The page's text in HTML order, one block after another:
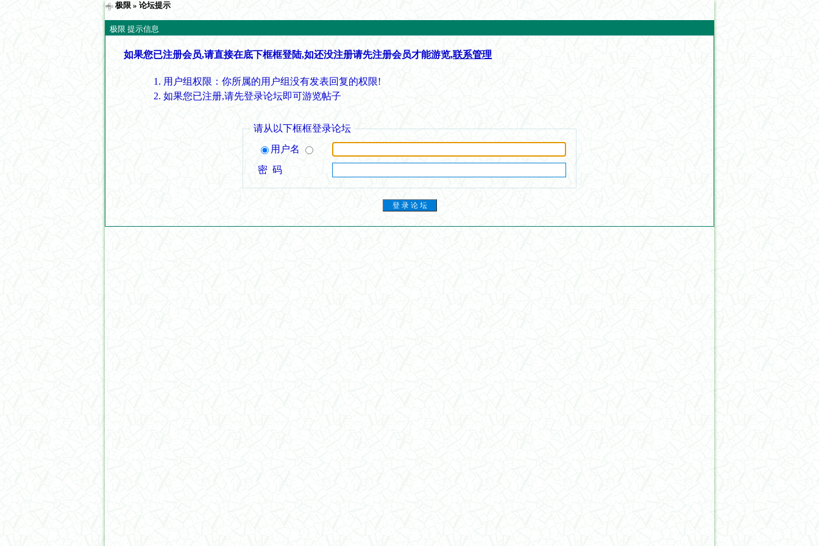
极限 » 论坛提示
极限 提示信息
如果您已注册会员,请直接在底下框框登陆,如还没注册请先注册会员才能游览,联系管理
用户组权限：你所属的用户组没有发表回复的权限!
如果您已注册,请先登录论坛即可游览帖子
请从以下框框登录论坛
用户名
密 码